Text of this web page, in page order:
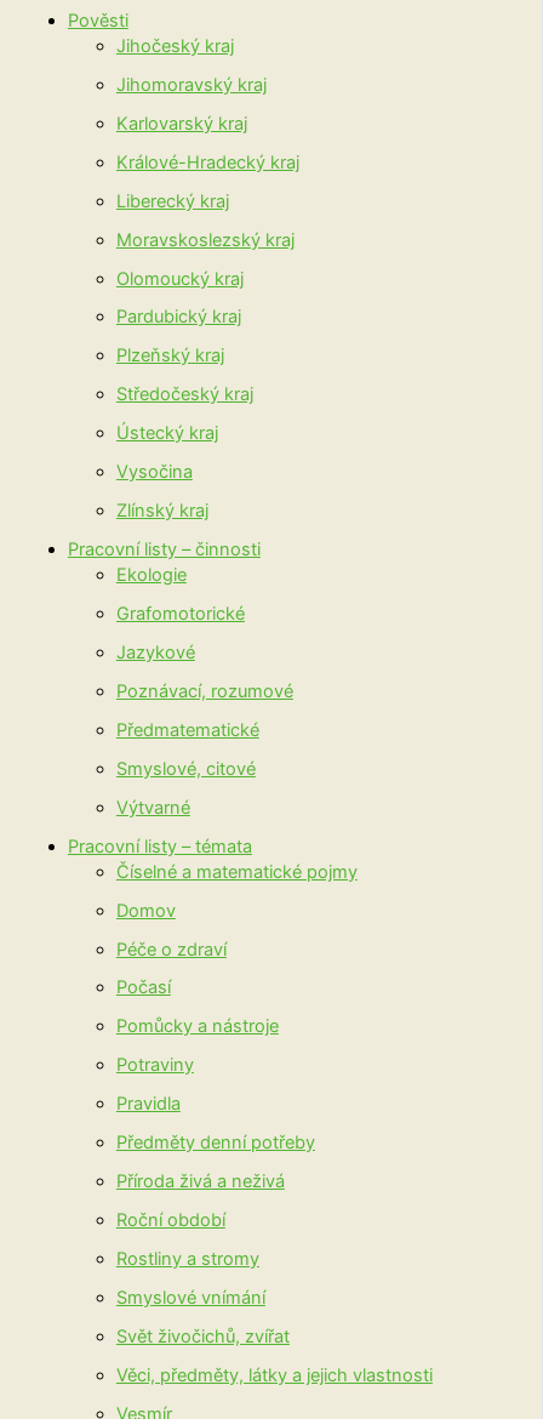
Pověsti
Jihočeský kraj
Jihomoravský kraj
Karlovarský kraj
Králové-Hradecký kraj
Liberecký kraj
Moravskoslezský kraj
Olomoucký kraj
Pardubický kraj
Plzeňský kraj
Středočeský kraj
Ústecký kraj
Vysočina
Zlínský kraj
Pracovní listy – činnosti
Ekologie
Grafomotorické
Jazykové
Poznávací, rozumové
Předmatematické
Smyslové, citové
Výtvarné
Pracovní listy – témata
Číselné a matematické pojmy
Domov
Péče o zdraví
Počasí
Pomůcky a nástroje
Potraviny
Pravidla
Předměty denní potřeby
Příroda živá a neživá
Roční období
Rostliny a stromy
Smyslové vnímání
Svět živočichů, zvířat
Věci, předměty, látky a jejich vlastnosti
Vesmír